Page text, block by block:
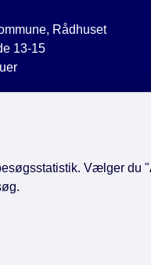
Rådhuset
13-15
Vælger du